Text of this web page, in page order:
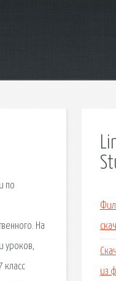
по
На
уроков,
класс
из